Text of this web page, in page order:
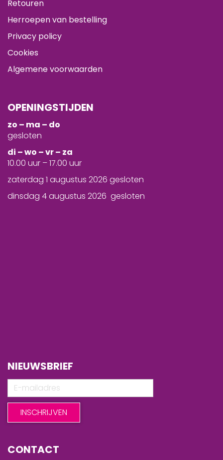
Retouren
Herroepen van bestelling
Privacy policy
Cookies
Algemene voorwaarden
OPENINGSTIJDEN
zo – ma – do
gesloten
di – wo – vr – za
10.00 uur – 17.00 uur
zaterdag 1 augustus 2026 gesloten
dinsdag 4 augustus 2026 gesloten
NIEUWSBRIEF
CONTACT